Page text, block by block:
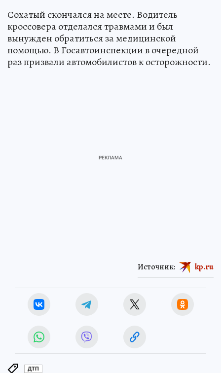
Сохатый скончался на месте. Водитель
кроссовера отделался травмами и был
вынужден обратиться за медицинской
помощью. В Госавтоинспекции в очередной
раз призвали автомобилистов к осторожности.
Источник: kp.ru
ДТП